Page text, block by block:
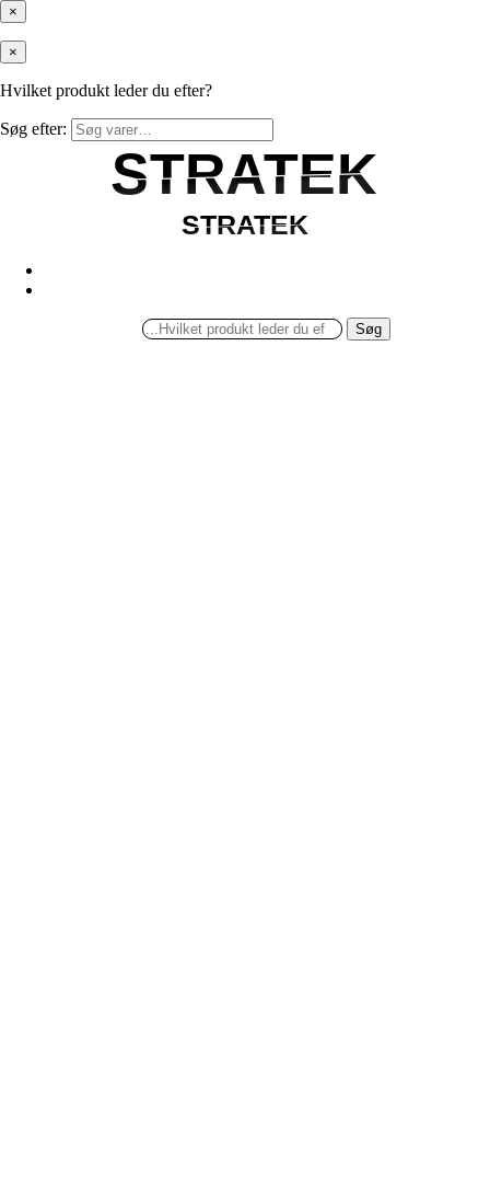
×
×
Hvilket produkt leder du efter?
Søg efter:
STRATEK
STRATEK
STRATEK
STRATEK
Søg